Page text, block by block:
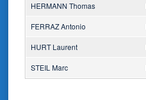
HERMANN Thomas
FERRAZ Antonio
HURT Laurent
STEIL Marc